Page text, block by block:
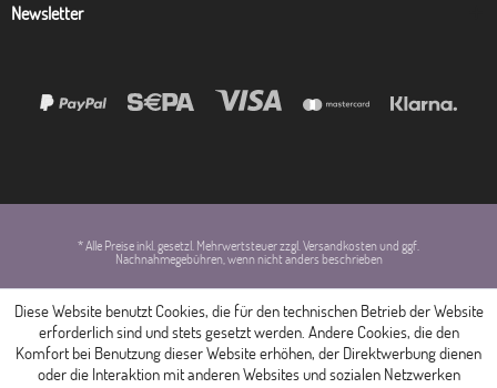
Newsletter
* Alle Preise inkl. gesetzl. Mehrwertsteuer zzgl. Versandkosten und ggf.
Nachnahmegebühren, wenn nicht anders beschrieben
Diese Website benutzt Cookies, die für den technischen Betrieb der Website
erforderlich sind und stets gesetzt werden. Andere Cookies, die den
Komfort bei Benutzung dieser Website erhöhen, der Direktwerbung dienen
oder die Interaktion mit anderen Websites und sozialen Netzwerken